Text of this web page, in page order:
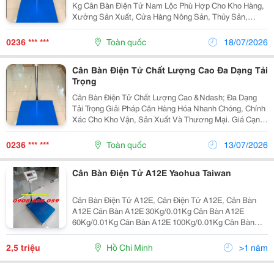
Kg Cân Bàn Điện Tử Nam Lộc Phù Hợp Cho Kho Hàng,
Xưởng Sản Xuất, Cửa Hàng Nông Sản, Thủy Sản,
Thực Phẩm... ✅ Tải Trọng Từ 30Kg &Ndash; 1000Kg ✅
Hiển Thị Nhanh, Chính Xác ✅ Khung Thép Sơn Tĩnh
0236 *** *** Toàn quốc 18/07/2026
Cân Bàn Điện Tử Chất Lượng Cao Đa Dạng Tải
Trọng
Cân Bàn Điện Tử Chất Lượng Cao &Ndash; Đa Dạng
Tải Trọng Giải Pháp Cân Hàng Hóa Nhanh Chóng, Chính
Xác Cho Kho Vận, Sản Xuất Và Thương Mại. Giá Cạnh
Tranh, Bảo Hành Chính Hãng. Công Ty Tnhh Điện Tử Tự
Động Nam Lộc Địa Chỉ: 22 Hòa Mỹ 3, Phường...
0236 *** *** Toàn quốc 13/07/2026
Cân Bàn Điện Tử A12E Yaohua Taiwan
Cân Bàn Điện Tử A12E, Cân Điện Tử A12E, Cân Bàn
A12E Cân Bàn A12E 30Kg/0.01Kg Cân Bàn A12E
60Kg/0.01Kg Cân Bàn A12E 100Kg/0.01Kg Cân Bàn
A12E 150Kg/0.02Kg Cân Bàn A12E 300Kg/0.05Kg Cân
Bàn A12E 500Kg/0.1Kg 1. Tính Năng Của A12E : -
Chính...
2,5 triệu Hồ Chí Minh >1 năm